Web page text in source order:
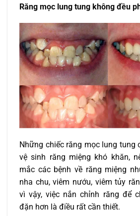
Răng mọc lung tung không đều
Những chiếc răng mọc lung tung
vệ sinh răng miệng khó khăn,
mắc các bệnh về răng miệng
nha chu, viêm nướu, viêm tủy
vì vậy, việc nắn chỉnh răng để
đặn hơn là điều rất cần thiết.